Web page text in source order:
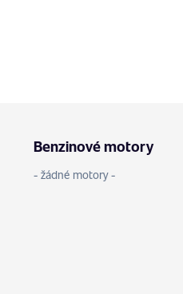
Benzinové motory
- žádné motory -